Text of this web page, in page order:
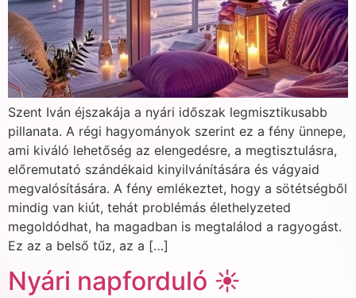
Szent Iván éjszakája a nyári időszak legmisztikusabb
pillanata. A régi hagyományok szerint ez a fény ünnepe,
ami kiváló lehetőség az elengedésre, a megtisztulásra,
előremutató szándékaid kinyilvánítására és vágyaid
megvalósítására. A fény emlékeztet, hogy a sötétségből
mindig van kiút, tehát problémás élethelyzeted
megoldódhat, ha magadban is megtalálod a ragyogást.
Ez az a belső tűz, az a […]
Nyári napforduló ☀